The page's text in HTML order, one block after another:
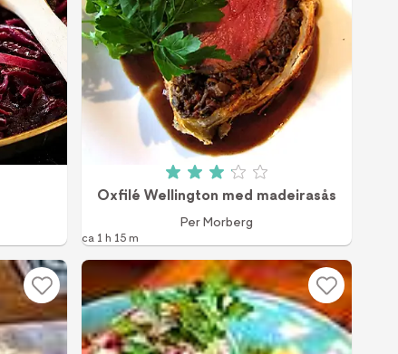
5 (188 röster) Betyg: 3.1 av 5 (327 röster)
Oxfilé Wellington med madeirasås
Per Morberg
ca 1 h 15 m